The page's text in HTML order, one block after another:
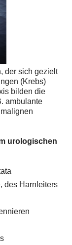
der sich gezielt
(Krebs)
bilden die
ambulante
urologischen
des Harnleiters